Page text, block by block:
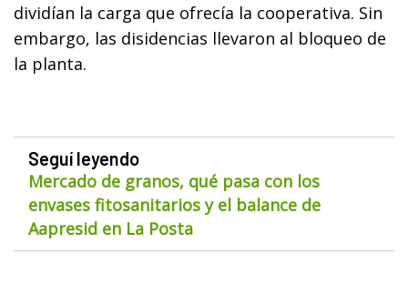
dividían la carga que ofrecía la cooperativa. Sin
embargo, las disidencias llevaron al bloqueo de
la planta.
Seguí leyendo
Mercado de granos, qué pasa con los
envases fitosanitarios y el balance de
Aapresid en La Posta